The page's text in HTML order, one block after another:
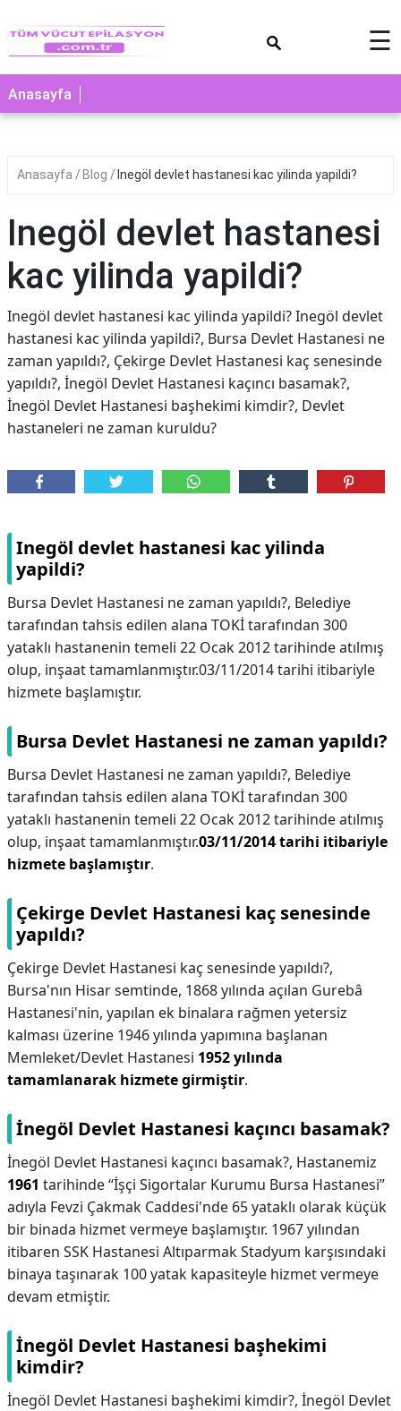
☰
Anasayfa
Anasayfa Blog Inegöl devlet hastanesi kac yilinda yapildi?
Inegöl devlet hastanesi
kac yilinda yapildi?
Inegöl devlet hastanesi kac yilinda yapildi? Inegöl devlet
hastanesi kac yilinda yapildi?, Bursa Devlet Hastanesi ne
zaman yapıldı?, Çekirge Devlet Hastanesi kaç senesinde
yapıldı?, İnegöl Devlet Hastanesi kaçıncı basamak?,
İnegöl Devlet Hastanesi başhekimi kimdir?, Devlet
hastaneleri ne zaman kuruldu?
Inegöl devlet hastanesi kac yilinda
yapildi?
Bursa Devlet Hastanesi ne zaman yapıldı?, Belediye
tarafından tahsis edilen alana TOKİ tarafından 300
yataklı hastanenin temeli 22 Ocak 2012 tarihinde atılmış
olup, inşaat tamamlanmıştır.03/11/2014 tarihi itibariyle
hizmete başlamıştır.
Bursa Devlet Hastanesi ne zaman yapıldı?
Bursa Devlet Hastanesi ne zaman yapıldı?, Belediye
tarafından tahsis edilen alana TOKİ tarafından 300
yataklı hastanenin temeli 22 Ocak 2012 tarihinde atılmış
olup, inşaat tamamlanmıştır.03/11/2014 tarihi itibariyle
hizmete başlamıştır.
Çekirge Devlet Hastanesi kaç senesinde
yapıldı?
Çekirge Devlet Hastanesi kaç senesinde yapıldı?,
Bursa'nın Hisar semtinde, 1868 yılında açılan Gurebâ
Hastanesi'nin, yapılan ek binalara rağmen yetersiz
kalması üzerine 1946 yılında yapımına başlanan
Memleket/Devlet Hastanesi 1952 yılında
tamamlanarak hizmete girmiştir.
İnegöl Devlet Hastanesi kaçıncı basamak?
İnegöl Devlet Hastanesi kaçıncı basamak?, Hastanemiz
1961 tarihinde “İşçi Sigortalar Kurumu Bursa Hastanesi”
adıyla Fevzi Çakmak Caddesi'nde 65 yataklı olarak küçük
bir binada hizmet vermeye başlamıştır. 1967 yılından
itibaren SSK Hastanesi Altıparmak Stadyum karşısındaki
binaya taşınarak 100 yatak kapasiteyle hizmet vermeye
devam etmiştir.
İnegöl Devlet Hastanesi başhekimi
kimdir?
İnegöl Devlet Hastanesi başhekimi kimdir?, İnegöl Devlet